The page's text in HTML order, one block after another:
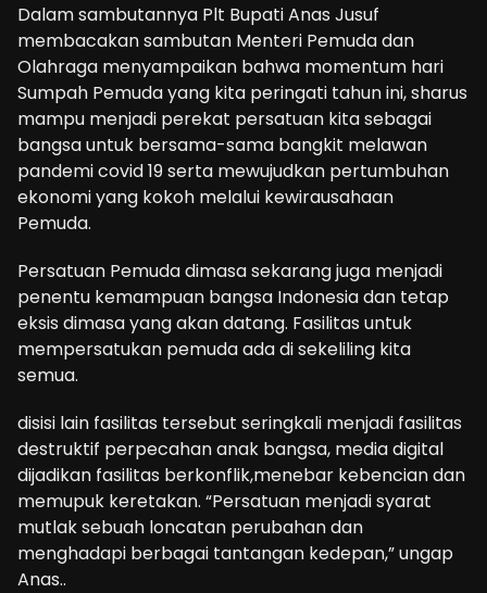
Dalam sambutannya Plt Bupati Anas Jusuf
membacakan sambutan Menteri Pemuda dan
Olahraga menyampaikan bahwa momentum hari
Sumpah Pemuda yang kita peringati tahun ini, sharus
mampu menjadi perekat persatuan kita sebagai
bangsa untuk bersama-sama bangkit melawan
pandemi covid 19 serta mewujudkan pertumbuhan
ekonomi yang kokoh melalui kewirausahaan
Pemuda.
Persatuan Pemuda dimasa sekarang juga menjadi
penentu kemampuan bangsa Indonesia dan tetap
eksis dimasa yang akan datang. Fasilitas untuk
mempersatukan pemuda ada di sekeliling kita
semua.
disisi lain fasilitas tersebut seringkali menjadi fasilitas
destruktif perpecahan anak bangsa, media digital
dijadikan fasilitas berkonflik,menebar kebencian dan
memupuk keretakan. “Persatuan menjadi syarat
mutlak sebuah loncatan perubahan dan
menghadapi berbagai tantangan kedepan,” ungap
Anas..